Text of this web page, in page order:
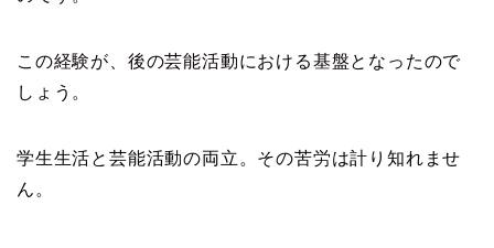
この経験が、後の芸能活動における基盤となったので
しょう。
学生生活と芸能活動の両立。その苦労は計り知れませ
ん。